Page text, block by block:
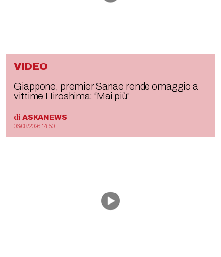
VIDEO
Giappone, premier Sanae rende omaggio a
vittime Hiroshima: “Mai più”
di ASKANEWS
06/08/2026 14:50